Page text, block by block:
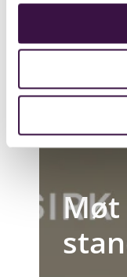
bærekraftig
økonomi, i
Møt